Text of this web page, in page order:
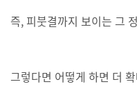
즉, 피붓결까지 보이는 그
그렇다면 어떻게 하면 더